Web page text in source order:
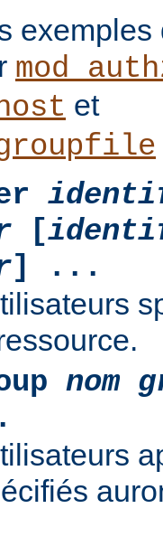
exemples
et
[
] ...
nom